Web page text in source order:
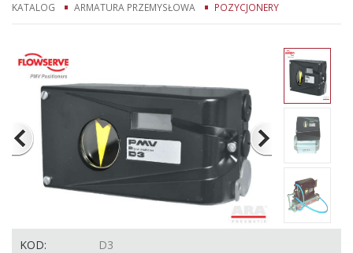
KATALOG ARMATURA PRZEMYSŁOWA POZYCJONERY
KOD:
D3